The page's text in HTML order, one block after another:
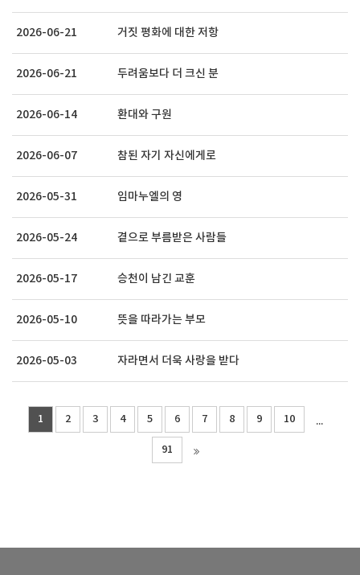
2026-06-21 거짓 평화에 대한 저항
2026-06-21 두려움보다 더 크신 분
2026-06-14 환대와 구원
2026-06-07 참된 자기 자신에게로
2026-05-31 임마누엘의 영
2026-05-24 곁으로 부름받은 사람들
2026-05-17 승천이 남긴 교훈
2026-05-10 뜻을 따라가는 부모
2026-05-03 자라면서 더욱 사랑을 받다
1 2 3 4 5 6 7 8 9 10 ...
91